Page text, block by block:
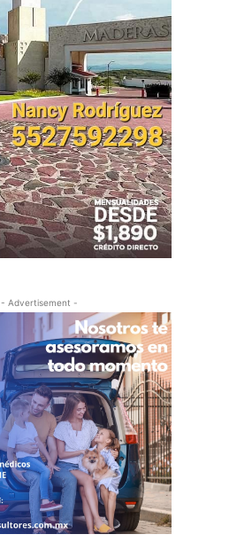
- Advertisement -